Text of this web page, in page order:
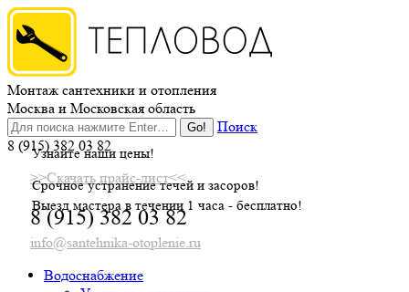
Skip
to
content
Монтаж сантехники и отопления
Москва и Московская область
Поиск
8 (915) 382 03 82
Узнайте наши цены!
>>Скачать прайс-лист<<
Срочное устранение течей и засоров!
Выезд мастера в течении 1 часа - бесплатно!
8 (915) 382 03 82
info@santehnika-otoplenie.ru
Водоснабжение